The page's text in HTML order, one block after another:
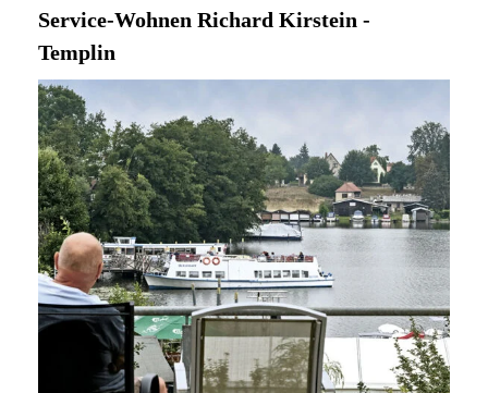
Service-Wohnen Richard Kirstein -
Templin